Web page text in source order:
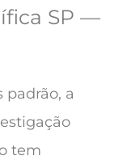
SP —
a
tem